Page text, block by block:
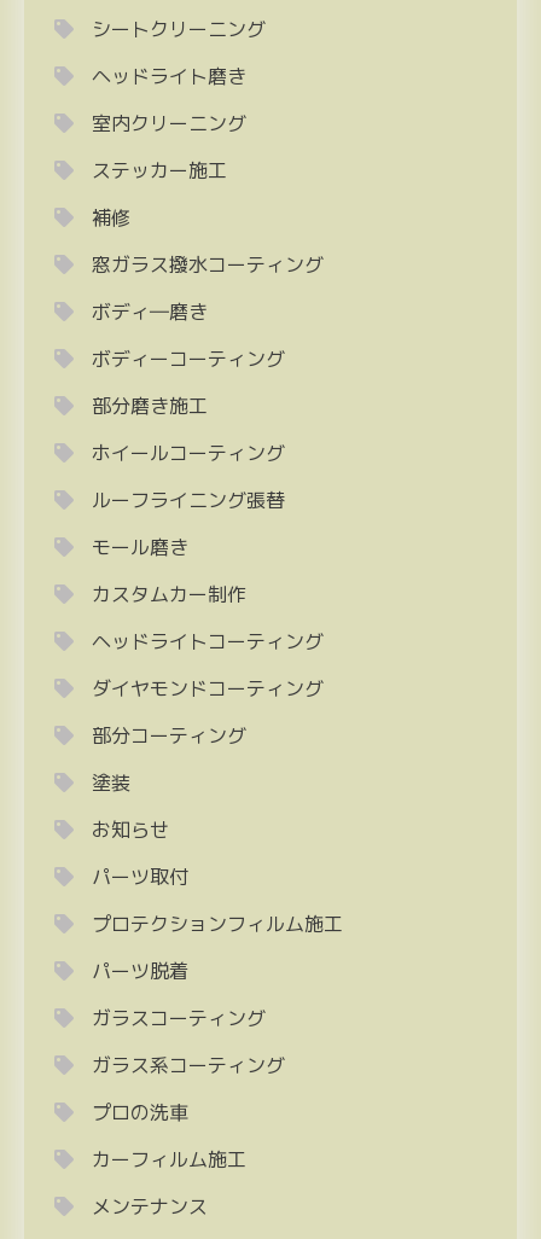
シートクリーニング
ヘッドライト磨き
室内クリーニング
ステッカー施工
補修
窓ガラス撥水コーティング
ボディ―磨き
ボディーコーティング
部分磨き施工
ホイールコーティング
ルーフライニング張替
モール磨き
カスタムカー制作
ヘッドライトコーティング
ダイヤモンドコーティング
部分コーティング
塗装
お知らせ
パーツ取付
プロテクションフィルム施工
パーツ脱着
ガラスコーティング
ガラス系コーティング
プロの洗車
カーフィルム施工
メンテナンス